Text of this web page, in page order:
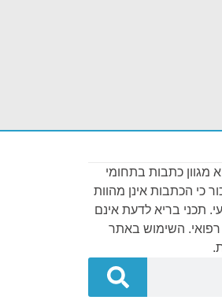
מגוון כתבות בתחומי
כי הכתבות אינן מהוות
תכני בריא לדעת אינם
רפואי. השימוש באתר